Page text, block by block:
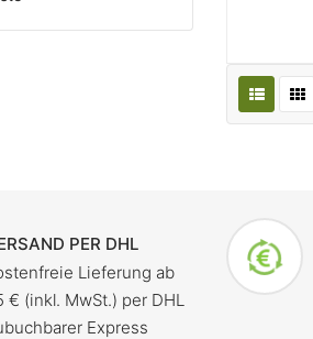
PER DHL
Lieferung ab
€ (inkl. MwSt.) per DHL
Express